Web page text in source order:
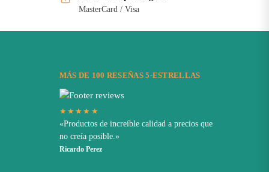
MasterCard / Visa
MÁS DE 100 RESEÑAS 5-ESTRELLAS
★★★★★
«Productos de increíble calidad a precios que
no creía posible.»
Ricardo Perez